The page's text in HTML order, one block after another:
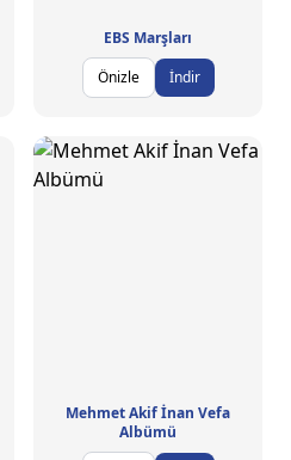
EBS Marşları
Önizle
İndir
Mehmet Akif İnan Vefa
Albümü